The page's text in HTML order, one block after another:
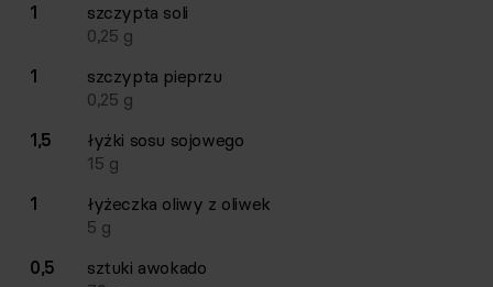
1
szczypta soli
0,25 g
1
szczypta pieprzu
0,25 g
1,5
łyżki sosu sojowego
15 g
1
łyżeczka oliwy z oliwek
5 g
0,5
sztuki awokado